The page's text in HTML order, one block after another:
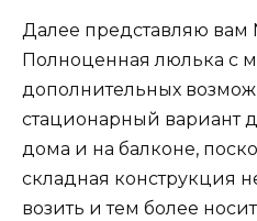
Далее представляю вам
Полноценная люлька с
дополнительных
стационарный вариант
дома и на балконе,
складная конструкция
возить и тем более